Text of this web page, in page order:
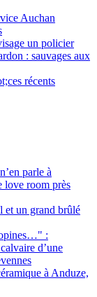
Auchan
un policier
: sauvages aux
récents
parle à
love room près
et un grand brûlé
:
d’une
à Anduze,